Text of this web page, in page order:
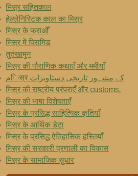
मिस्र सहितकाल
हेल्लेनिस्टिक काल का मिस्र
मिस्र के फराओँ
मिस्र में पिरामिड
तुतंखामुन
मिस्र की पौराणिक कथाएँ और ममीयाँ
مिस्र کے مشہور تاریخی دستاویزات
मिस्र की राष्ट्रीय परंपराएँ और customs.
मिस्र की भाषा विशेषताएँ
मिस्र के प्रसिद्ध साहित्यिक कृतियाँ
मिस्र के आर्थिक डेटा
मिस्र के प्रसिद्ध ऐतिहासिक हस्तियाँ
मिस्र की सरकारी प्रणाली का विकास
मिस्र के सामाजिक सुधार